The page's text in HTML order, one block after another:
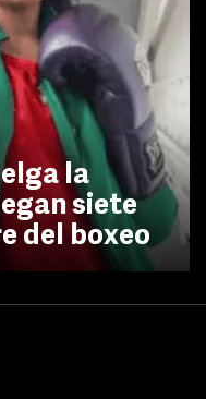
la
siete
del boxeo